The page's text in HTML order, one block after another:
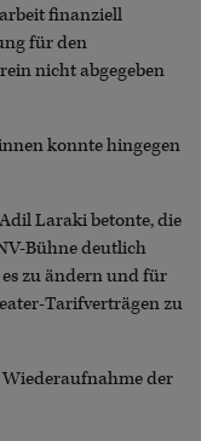
finanziell
für den
nicht abgegeben
konnte hingegen
Laraki betonte, die
Bühne deutlich
zu ändern und für
Tarifverträgen zu
Wiederaufnahme der